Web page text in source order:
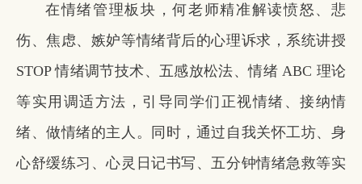
在情绪管理板块，何老师精准解读愤怒、悲
伤、焦虑、嫉妒等情绪背后的心理诉求，系统讲授
STOP 情绪调节技术、五感放松法、情绪 ABC 理论
等实用调适方法，引导同学们正视情绪、接纳情
绪、做情绪的主人。同时，通过自我关怀工坊、身
心舒缓练习、心灵日记书写、五分钟情绪急救等实